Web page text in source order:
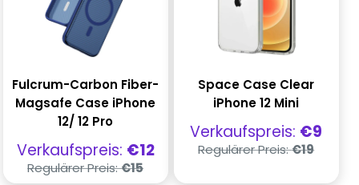
Fulcrum-Carbon Fiber-
Magsafe Case iPhone
12/ 12 Pro
Verkaufspreis
Verkaufspreis: €12
Regulärer
Preis
Regulärer Preis:€15
Space Case Clear
iPhone 12 Mini
Verkaufspreis
Verkaufspreis: €9
Regulärer
Preis
Regulärer Preis:€19